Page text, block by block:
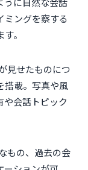
ミングを察する
。
見せたものにつ
搭載。写真や風
や会話トピック
もの、過去の会